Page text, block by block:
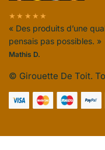
★★★★★
« Des produits d’une
pensais pas possibles. »
Mathis D.
© Girouette De Toit.